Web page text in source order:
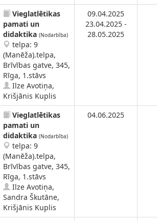
Vieglatlētikas
pamati un
didaktika (Nodarbība)
telpa: 9
(Manēža).telpa,
Brīvības gatve, 345,
Rīga, 1.stāvs
Ilze Avotiņa,
Krišjānis Kuplis
09.04.2025
23.04.2025 -
28.05.2025
Vieglatlētikas
pamati un
didaktika (Nodarbība)
telpa: 9
(Manēža).telpa,
Brīvības gatve, 345,
Rīga, 1.stāvs
Ilze Avotiņa,
Sandra Škutāne,
Krišjānis Kuplis
04.06.2025